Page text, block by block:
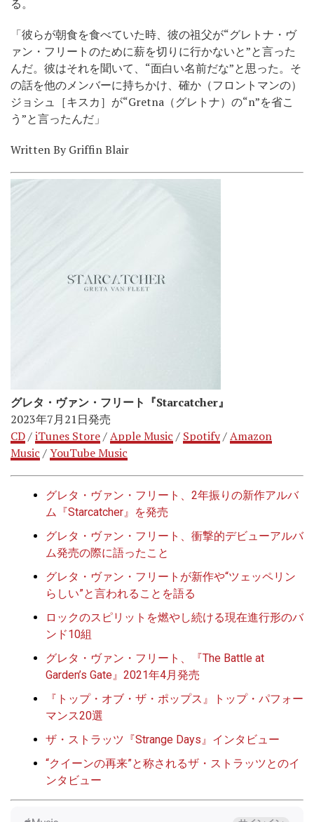
る。
「彼らが朝食を食べていた時、彼の祖父が“グレトナ・ヴ
ァン・フリートのために薪を切りに行かないと”と言った
んだ。彼はそれを聞いて、“面白い名前だな”と思った。そ
の話を他のメンバーに持ちかけ、確か（フロントマンの）
ジョシュ［キスカ］が“Gretna（グレトナ）の“n”を省こ
う”と言ったんだ」
Written By Griffin Blair
グレタ・ヴァン・フリート『Starcatcher』
2023年7月21日発売
CD/iTunes Store/Apple Music / Spotify/Amazon
Music /YouTube Music
グレタ・ヴァン・フリート、2年振りの新作アルバ
ム『Starcatcher』を発売
グレタ・ヴァン・フリート、衝撃的デビューアルバ
ム発売の際に語ったこと
グレタ・ヴァン・フリートが新作や“ツェッペリン
らしい”と言われることを語る
ロックのスピリットを燃やし続ける現在進行形のバ
ンド10組
グレタ・ヴァン・フリート、『The Battle at
Garden’s Gate』2021年4月発売
『トップ・オブ・ザ・ポップス』トップ・パフォー
マンス20選
ザ・ストラッツ『Strange Days』インタビュー
“クイーンの再来”と称されるザ・ストラッツとのイ
ンタビュー